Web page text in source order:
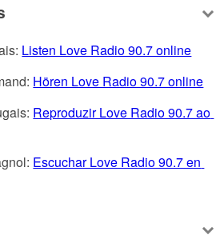
Listen Love Radio 90.7 online
Hören Love Radio 90.7 online
Reproduzir Love Radio 90.7 ao
Escuchar Love Radio 90.7 en